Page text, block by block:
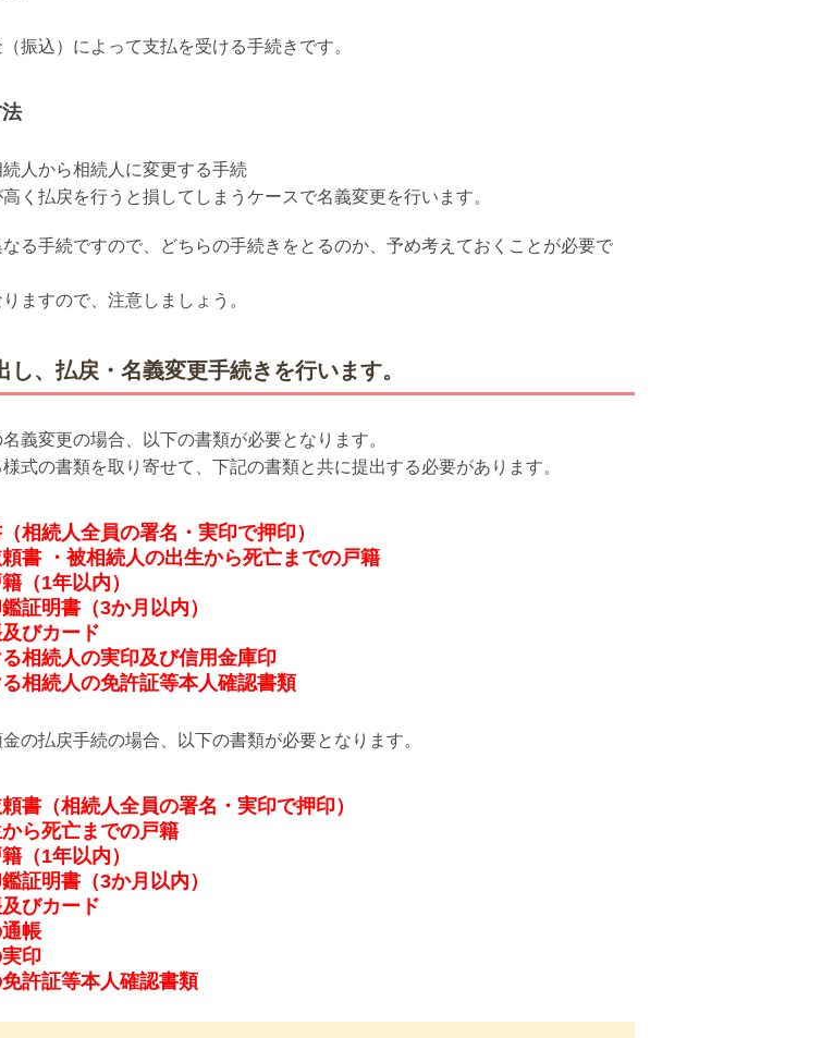
振込）によって支払を受ける手続きです。
人から相続人に変更する手続
く払戻を行うと損してしまうケースで名義変更を行います。
る手続ですので、どちらの手続きをとるのか、予め考えておくことが必要で
ますので、注意しましょう。
し、払戻・名義変更手続きを行います。
義変更の場合、以下の書類が必要となります。
式の書類を取り寄せて、下記の書類と共に提出する必要があります。
相続人全員の署名・実印で押印）
頼書 ・被相続人の出生から死亡までの戸籍
（1年以内）
証明書（3か月以内）
びカード
相続人の実印及び信用金庫印
る相続人の免許証等本人確認書類
の払戻手続の場合、以下の書類が必要となります。
書（相続人全員の署名・実印で押印）
ら死亡までの戸籍
（1年以内）
証明書（3か月以内）
びカード
帳
印
許証等本人確認書類